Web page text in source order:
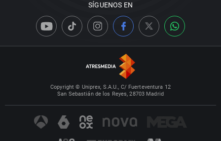
SÍGUENOS EN
Copyright © Uniprex, S.A.U., C/ Fuerteventura 12
San Sebastián de los Reyes, 28703 Madrid